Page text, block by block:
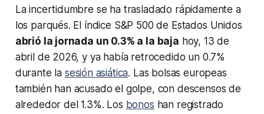
La incertidumbre se ha trasladado rápidamente a
los parqués. El índice S&P 500 de Estados Unidos
abrió la jornada un 0.3% a la baja hoy, 13 de
abril de 2026, y ya había retrocedido un 0.7%
durante la sesión asiática. Las bolsas europeas
también han acusado el golpe, con descensos de
alrededor del 1.3%. Los bonos han registrado